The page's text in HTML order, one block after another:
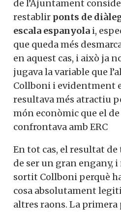
de l’Ajuntament
restablir ponts de
escala espanyola i,
que queda més
en aquest cas, i això ja
jugava la variable que
Collboni i evidentment
resultava més atractiu
món econòmic que el
confrontava amb ERC
En tot cas, el resultat
de ser un gran engany,
sortit Collboni perquè
cosa absolutament
altres raons. La primera